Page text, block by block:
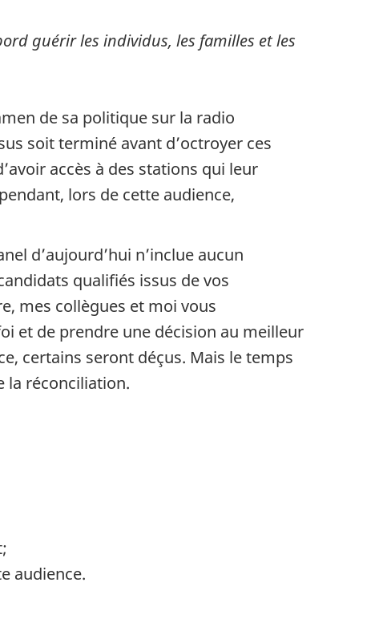
guérir les individus, les familles et les
de sa politique sur la radio
soit terminé avant d’octroyer ces
accès à des stations qui leur
lors de cette audience,
d’aujourd’hui n’inclue aucun
qualifiés issus de vos
mes collègues et moi vous
et de prendre une décision au meilleur
certains seront déçus. Mais le temps
la réconciliation.
audience.